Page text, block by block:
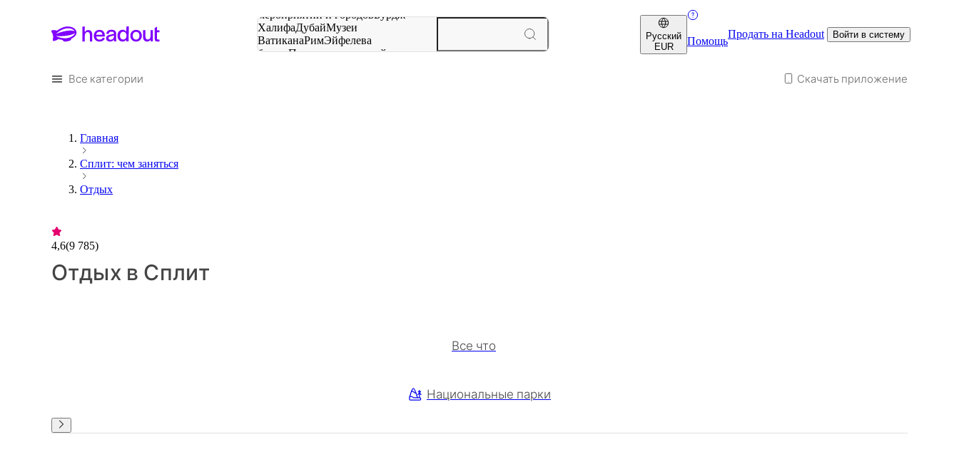
мероприятий и городовБурдж-
ХалифаДубайМузеи
ВатиканаРимЭйфелева
башняПарижмероприятий и
Русский
EUR
Помощь
Продать на Headout Войти в систему
Все категории Скачать приложение
Главная
Сплит: чем заняться
Отдых
4,6(9 785)
Отдых в Сплит
Все что
Национальные парки